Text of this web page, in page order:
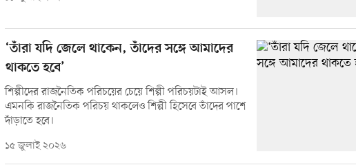
‘তাঁরা যদি জেলে থাকেন, তাঁদের সঙ্গে আমাদের
থাকতে হবে’
শিল্পীদের রাজনৈতিক পরিচয়ের চেয়ে শিল্পী পরিচয়টাই আসল।
এমনকি রাজনৈতিক পরিচয় থাকলেও শিল্পী হিসেবে তাঁদের পাশে
দাঁড়াতে হবে।
১৫ জুলাই ২০২৬